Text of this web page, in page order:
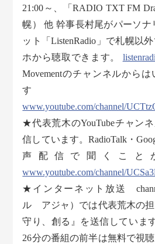
21:00～、「RADIO TXT FM
幌） 他 幹事長村尾がパーソナ
ット「ListenRadio」で札幌以
ホから聴取できます。
Movementのチャンネルから
す
www.youtube.com/channel/
★代表荒木のYouTubeチャン
信しています。RadioTalk・
声配信で聞くこと
www.youtube.com/channel/
★インターネット放送
ル アジャ）では代表荒木の担
守り、創る』を送信していま
26分の番組の前半は無料で視